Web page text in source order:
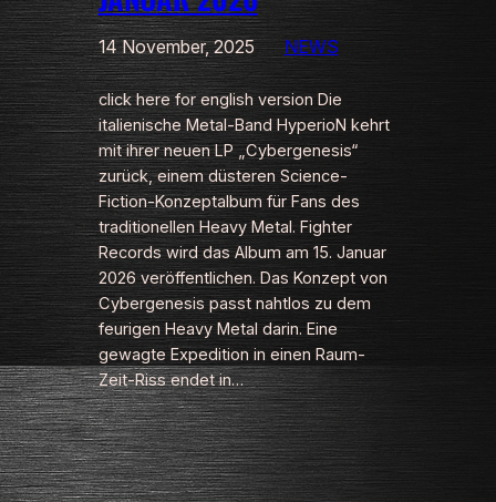
14 November, 2025 NEWS
click here for english version Die
italienische Metal-Band HyperioN kehrt
mit ihrer neuen LP „Cybergenesis“
zurück, einem düsteren Science-
Fiction-Konzeptalbum für Fans des
traditionellen Heavy Metal. Fighter
Records wird das Album am 15. Januar
2026 veröffentlichen. Das Konzept von
Cybergenesis passt nahtlos zu dem
feurigen Heavy Metal darin. Eine
gewagte Expedition in einen Raum-
Zeit-Riss endet in…